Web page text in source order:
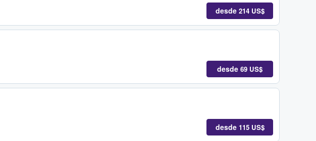
desde 214 US$
desde 69 US$
desde 115 US$